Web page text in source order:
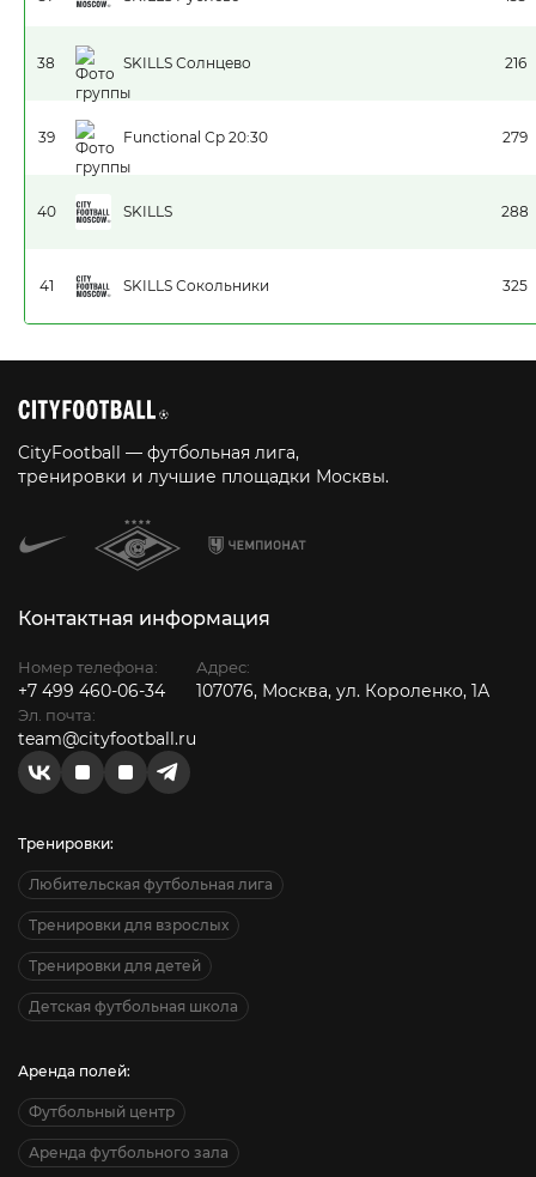
38 SKILLS Солнцево 216
39 Functional Ср 20:30 279
40 SKILLS 288
41 SKILLS Сокольники 325
CityFootball — футбольная лига,
тренировки и лучшие площадки Москвы.
Контактная информация
Номер телефона:
+7 499 460-06-34
Эл. почта:
team@cityfootball.ru
Адрес:
107076, Москва, ул. Короленко, 1А
Тренировки:
Любительская футбольная лига
Тренировки для взрослых
Тренировки для детей
Детская футбольная школа
Аренда полей:
Футбольный центр
Аренда футбольного зала